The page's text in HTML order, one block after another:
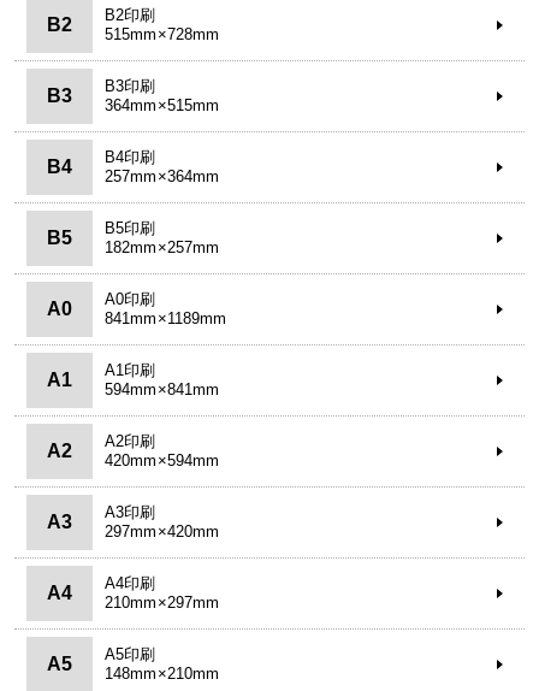
B2
B2印刷
515mm×728mm
B3
B3印刷
364mm×515mm
B4
B4印刷
257mm×364mm
B5
B5印刷
182mm×257mm
A0
A0印刷
841mm×1189mm
A1
A1印刷
594mm×841mm
A2
A2印刷
420mm×594mm
A3
A3印刷
297mm×420mm
A4
A4印刷
210mm×297mm
A5
A5印刷
148mm×210mm